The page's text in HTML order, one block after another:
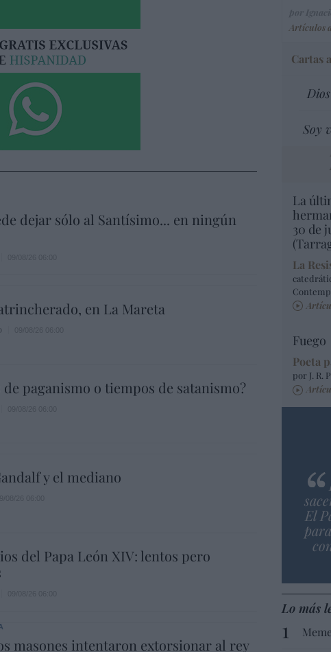
dejar sólo al Santísimo... en ningún
en La Mareta
de paganismo o tiempos de satanismo?
y el mediano
del Papa León XIV: lentos pero
masones intentaron extorsionar al rey
Artículos
Cartas
Soy
La
30 de
La
Fuego
Poeta
por J. R.
El
Lo más